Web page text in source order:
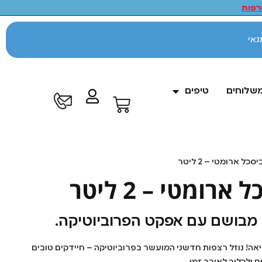
טיפים
ארומטי – 2 ליטר
– 2 ליטר
מבושם עם אפקט הפרוביוטיקה.
נוזל רצפות חדשני המועשר בפרוביוטיקה – חיידקים טובים